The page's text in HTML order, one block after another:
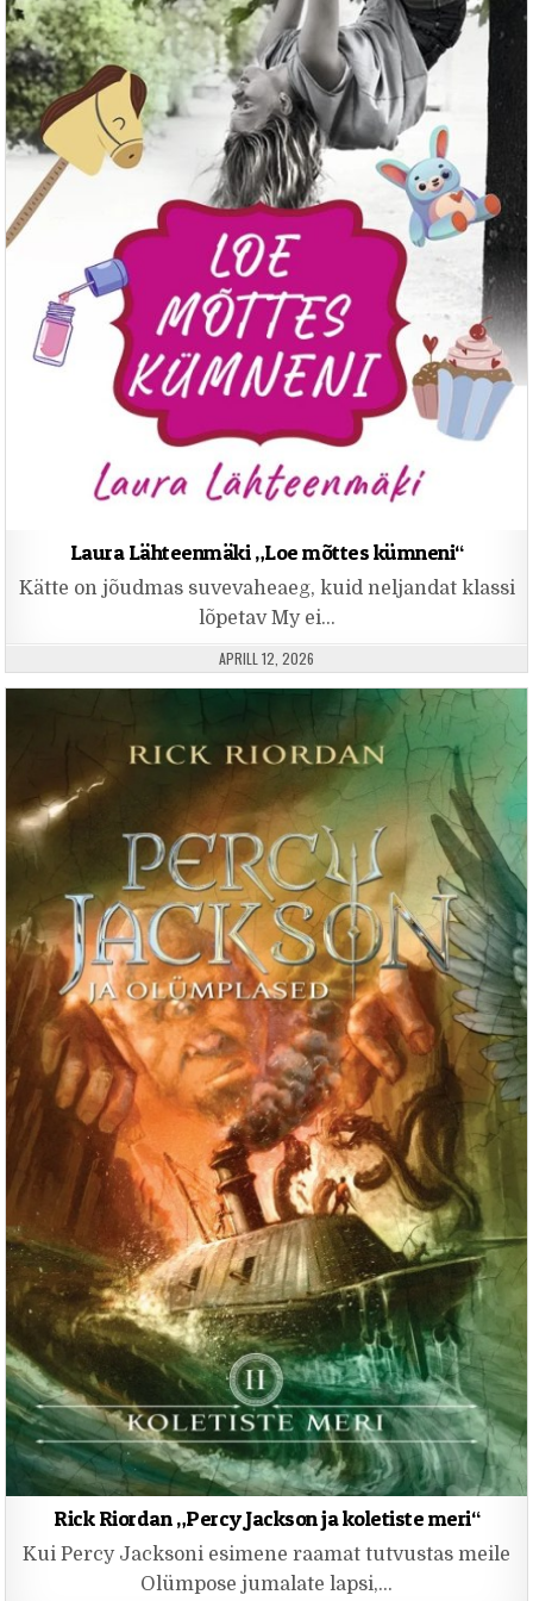
Laura Lähteenmäki „Loe mõttes kümneni“
Kätte on jõudmas suvevaheaeg, kuid neljandat klassi
lõpetav My ei…
PUBLISHED DATE:
APRILL 12, 2026
Rick Riordan „Percy Jackson ja koletiste meri“
Kui Percy Jacksoni esimene raamat tutvustas meile
Olümpose jumalate lapsi,…